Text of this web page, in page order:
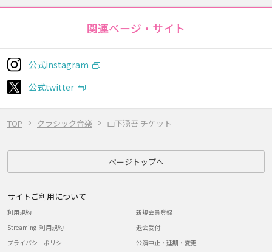
TOP クラシック音楽 山下湧吾 チケット
関連ページ・サイト
公式instagram
公式twitter
ページトップへ
サイトご利用について
利用規約
Streaming+利用規約
プライバシーポリシー
新規会員登録
退会受付
公演中止・延期・変更